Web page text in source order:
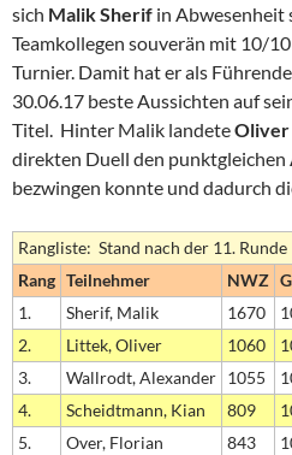
sich Malik Sherif in Abwesenheit
Teamkollegen souverän mit 10/
Turnier. Damit hat er als
30.06.17 beste Aussichten auf
Titel. Hinter Malik landete
direkten Duell den punktgleichen
bezwingen konnte und dadurch
Rangliste: Stand nach der 11. Runde
Rang Teilnehmer NWZ G
1.
Sherif, Malik 1670
2.
Littek, Oliver 1060
3.
Wallrodt, Alexander 1055
4.
Scheidtmann, Kian 809
5.
Over, Florian 843